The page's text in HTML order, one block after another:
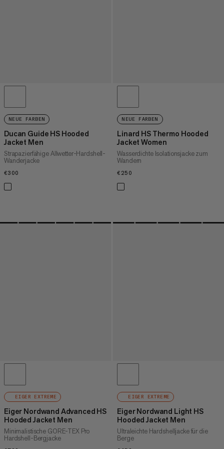
NEUE FARBEN
Ducan Guide HS Hooded
Jacket Men
Strapazierfähige Allwetter-Hardshell-
Wanderjacke
€300
NEUE FARBEN
Linard HS Thermo Hooded
Jacket Women
Wasserdichte Isolationsjacke zum
Wandern
€250
EIGER EXTREME
Eiger Nordwand Advanced HS
Hooded Jacket Men
Minimalistische GORE-TEX Pro
Hardshell-Bergjacke
EIGER EXTREME
Eiger Nordwand Light HS
Hooded Jacket Men
Ultraleichte Hardshelljacke für die
Berge